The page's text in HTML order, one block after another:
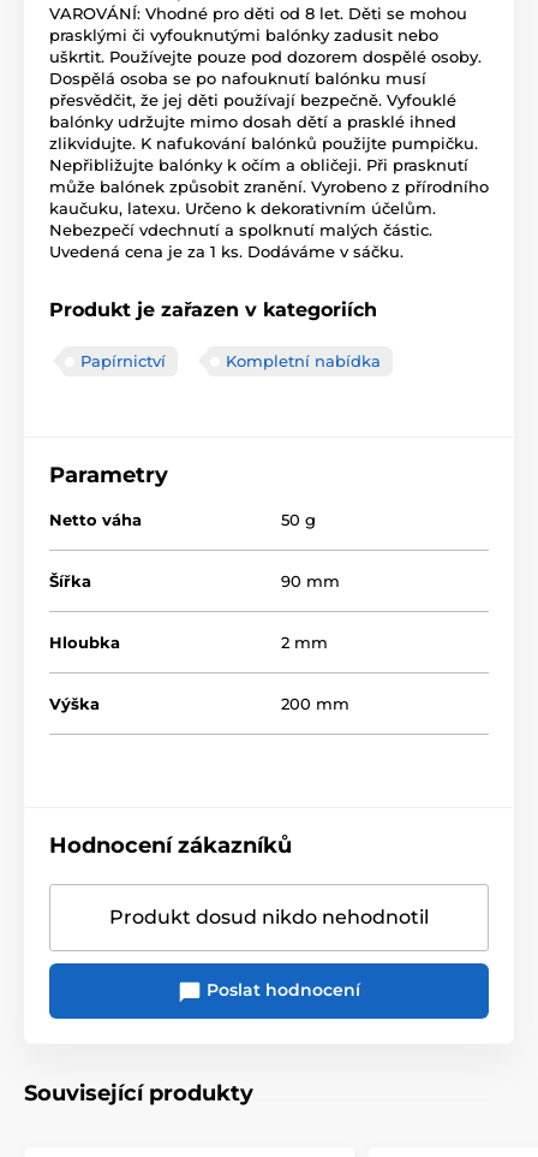
VAROVÁNÍ: Vhodné pro děti od 8 let. Děti se mohou
prasklými či vyfouknutými balónky zadusit nebo
uškrtit. Používejte pouze pod dozorem dospělé osoby.
Dospělá osoba se po nafouknutí balónku musí
přesvědčit, že jej děti používají bezpečně. Vyfouklé
balónky udržujte mimo dosah dětí a prasklé ihned
zlikvidujte. K nafukování balónků použijte pumpičku.
Nepřibližujte balónky k očím a obličeji. Při prasknutí
může balónek způsobit zranění. Vyrobeno z přírodního
kaučuku, latexu. Určeno k dekorativním účelům.
Nebezpečí vdechnutí a spolknutí malých částic.
Uvedená cena je za 1 ks. Dodáváme v sáčku.
Produkt je zařazen v kategoriích
Papírnictví Kompletní nabídka
Parametry
Netto váha 50 g
Šířka 90 mm
Hloubka 2 mm
Výška 200 mm
Hodnocení zákazníků
Produkt dosud nikdo nehodnotil
Poslat hodnocení
Související produkty